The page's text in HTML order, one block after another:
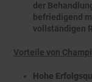
der
befriedigend
vollständigen
Vorteile von
Hohe